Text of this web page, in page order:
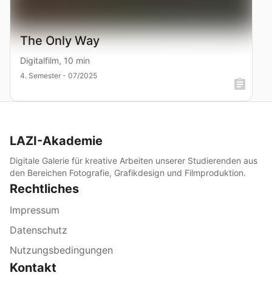
The Only Way
Digitalfilm, 10 min
4. Semester - 07/2025
LAZI-Akademie
Digitale Galerie für kreative Arbeiten unserer Studierenden aus
den Bereichen Fotografie, Grafikdesign und Filmproduktion.
Rechtliches
Impressum
Datenschutz
Nutzungsbedingungen
Kontakt